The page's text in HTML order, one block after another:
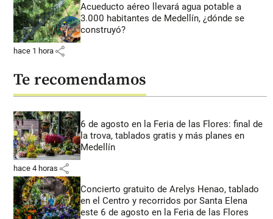
Acueducto aéreo llevará agua potable a
3.000 habitantes de Medellín, ¿dónde se
construyó?
hace 1 hora share
Te recomendamos
6 de agosto en la Feria de las Flores: final de
la trova, tablados gratis y más planes en
Medellín
hace 4 horas share
Concierto gratuito de Arelys Henao, tablado
en el Centro y recorridos por Santa Elena
este 6 de agosto en la Feria de las Flores